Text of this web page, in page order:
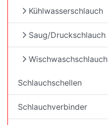
Kühlwasserschlauch
Saug/Druckschlauch
Wischwaschschlauch
Schlauchschellen
Schlauchverbinder